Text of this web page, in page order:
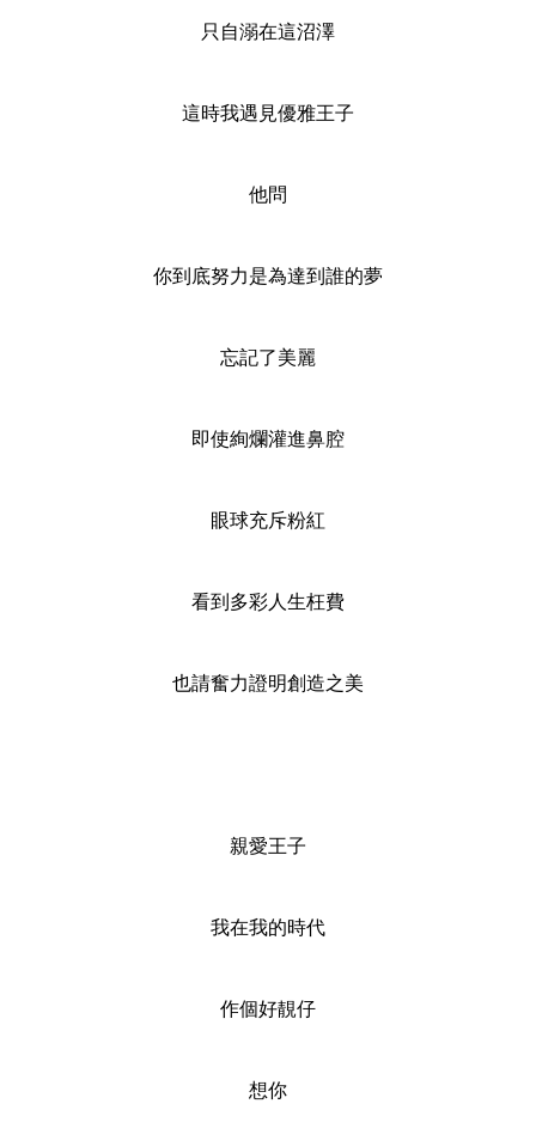
只自溺在這沼澤
這時我遇見優雅王子
他問
你到底努力是為達到誰的夢
忘記了美麗
即使絢爛灌進鼻腔
眼球充斥粉紅
看到多彩人生枉費
也請奮力證明創造之美
親愛王子
我在我的時代
作個好靚仔
想你